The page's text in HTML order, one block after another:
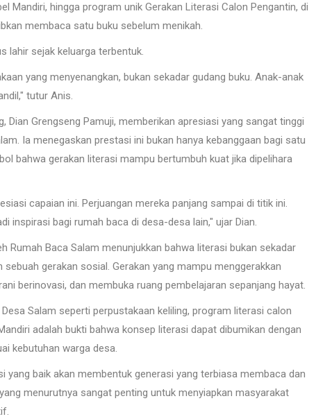
Mandiri, hingga program unik Gerakan Literasi Calon Pengantin, di
membaca satu buku sebelum menikah.
lahir sejak keluarga terbentuk.
yang menyenangkan, bukan sekadar gudang buku. Anak-anak
tutur Anis.
Dian Grengseng Pamuji, memberikan apresiasi yang sangat tinggi
Ia menegaskan prestasi ini bukan hanya kebanggaan bagi satu
bahwa gerakan literasi mampu bertumbuh kuat jika dipelihara
capaian ini. Perjuangan mereka panjang sampai di titik ini.
inspirasi bagi rumah baca di desa-desa lain," ujar Dian.
Rumah Baca Salam menunjukkan bahwa literasi bukan sekadar
gerakan sosial. Gerakan yang mampu menggerakkan
berinovasi, dan membuka ruang pembelajaran sepanjang hayat.
Salam seperti perpustakaan keliling, program literasi calon
adalah bukti bahwa konsep literasi dapat dibumikan dengan
kebutuhan warga desa.
yang baik akan membentuk generasi yang terbiasa membaca dan
menurutnya sangat penting untuk menyiapkan masyarakat